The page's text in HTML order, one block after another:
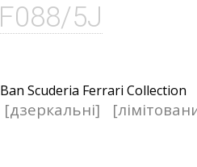
5J
[дзеркальні]